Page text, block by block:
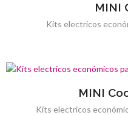
MINI
Kits electricos
MINI
Kits electricos